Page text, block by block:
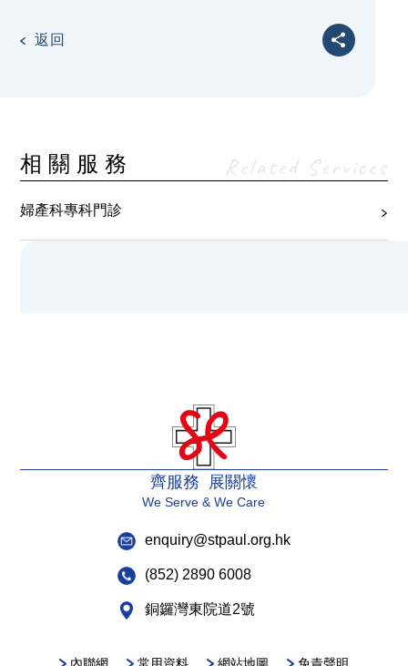
返回
相關服務 Related Services
婦產科專科門診
齊服務 展關懷
We Serve & We Care
enquiry@stpaul.org.hk
(852) 2890 6008
銅鑼灣東院道2號